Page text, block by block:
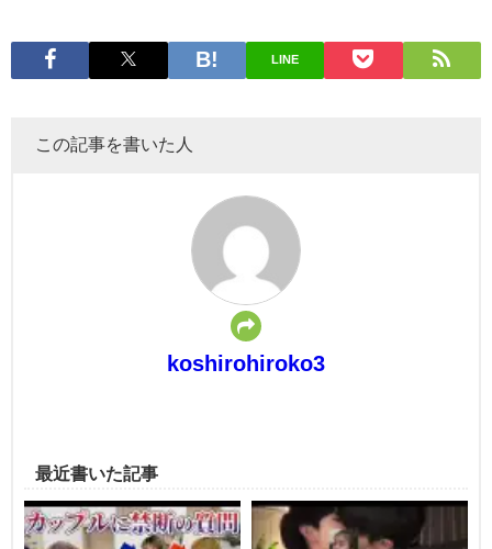
LINE
この記事を書いた人
koshirohiroko3
最近書いた記事